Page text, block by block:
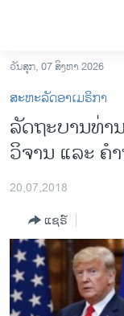
ເຂົ້າ
ຫາ
ຂ້າມ
ຂ້າມ
ຂ້າມ
ຫາ
ລາວ
ອາເມຣິກາ
ການເລືອກຕັ້ງ ປະທາ
ຂ່າວ​ຈີນ
ໂລກ
ເອເຊຍ
ອິດສະຫຼະພາບດ້ານກ
ວັນສຸກ, 07 ສິງຫາ 2026
ສະຫະລັດອາເມຣິກາ
ລັດຖະບານທ່າ
ວິຈານ ແລະ ຄ
20,07,2018
ແຊຣ໌